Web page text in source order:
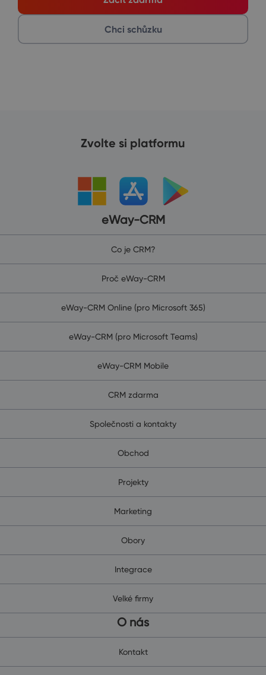
Chci schůzku
Zvolte si platformu
eWay-CRM
Co je CRM?
Proč eWay-CRM
eWay-CRM Online (pro Microsoft 365)
eWay-CRM (pro Microsoft Teams)
eWay-CRM Mobile
CRM zdarma
Společnosti a kontakty
Obchod
Projekty
Marketing
Obory
Integrace
Velké firmy
O nás
Kontakt